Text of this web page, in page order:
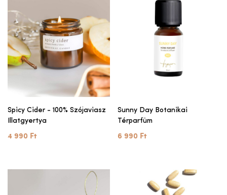
Spicy Cider - 100% Szójaviasz
Illatgyertya
4 990 Ft
Sunny Day Botanikai
Térparfüm
6 990 Ft